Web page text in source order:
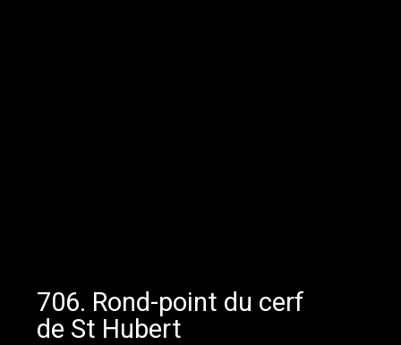
706. Rond-point du cerf
de St Hubert